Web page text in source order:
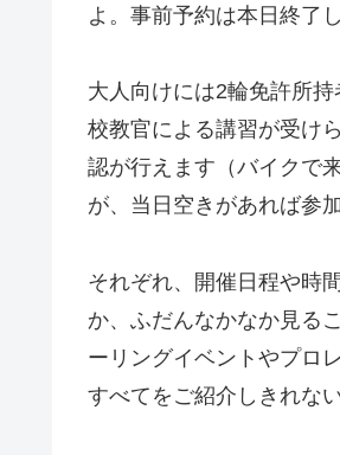
よ。事前予約は本日終了
大人向けには2輪免許所
校教官による講習が受け
認が行えます（バイクで
が、当日空きがあれば参
それぞれ、開催日程や時
か、ふだんなかなか見る
ーリングイベントやプロ
すべてをご紹介しきれな